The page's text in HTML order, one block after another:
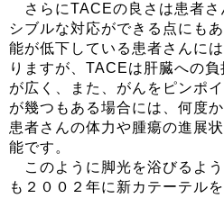
さらにTACEの良さは患者さ
シブルな対応ができる点にも
能が低下している患者さんに
りますが、TACEは肝臓への
が広く、また、がんをピンポ
が幾つもある場合には、何度
患者さんの体力や腫瘍の進展
能です。
このように脚光を浴びるよ
も２００２年に新カテーテル